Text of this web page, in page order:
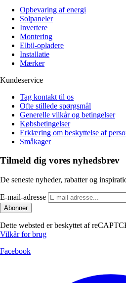
Opbevaring af energi
Solpaneler
Invertere
Montering
Elbil-opladere
Installatie
Mærker
Kundeservice
Tag kontakt til os
Ofte stillede spørgsmål
Generelle vilkår og betingelser
Købsbetingelser
Erklæring om beskyttelse af
Småkager
Tilmeld dig vores nyhedsbrev
De seneste nyheder, rabatter og
E-mail-adresse
Abonner
Dette websted er beskyttet af
Vilkår for brug
Facebook